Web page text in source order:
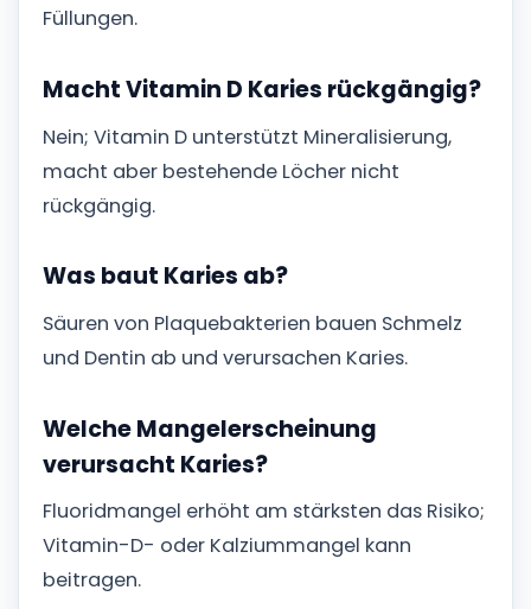
Füllungen.
Macht Vitamin D Karies rückgängig?
Nein; Vitamin D unterstützt Mineralisierung,
macht aber bestehende Löcher nicht
rückgängig.
Was baut Karies ab?
Säuren von Plaquebakterien bauen Schmelz
und Dentin ab und verursachen Karies.
Welche Mangelerscheinung
verursacht Karies?
Fluoridmangel erhöht am stärksten das Risiko;
Vitamin-D- oder Kalziummangel kann
beitragen.